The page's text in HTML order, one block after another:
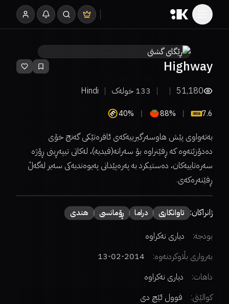
Highway
51,180
133 خولەک Hindi
7.6
88%
40%
بەتەواوی پێش هاوسەرگیرییەکەی ئافرەتێکی گەنج خۆی
دەدۆزێتەوە کە ڕفێنراوە بۆ سەرانە(فیدیە)، لەکاتی تیپەڕینی ڕۆژە
سەرەتاییەکان، دەستیکرد بە پەرەپێدانی پەیوەندیەکی سەیر لەگەڵ
ڕفێنەرەکەی.
ژانراکان: تاوانکاری دراما ڕۆمانسی هندی
بودجە:
دیاری نەکراوە
بەرواری بڵاوکردنەوە:
2014-02-13
داهات:
دیاری نەکراوە
کوالێتی:
فوول ئێچ دی